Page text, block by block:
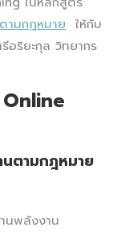
ามกฎหมาย ให้กับ
อริยะกุล วิทยากร
นตามกฎหมาย
นพลังงาน